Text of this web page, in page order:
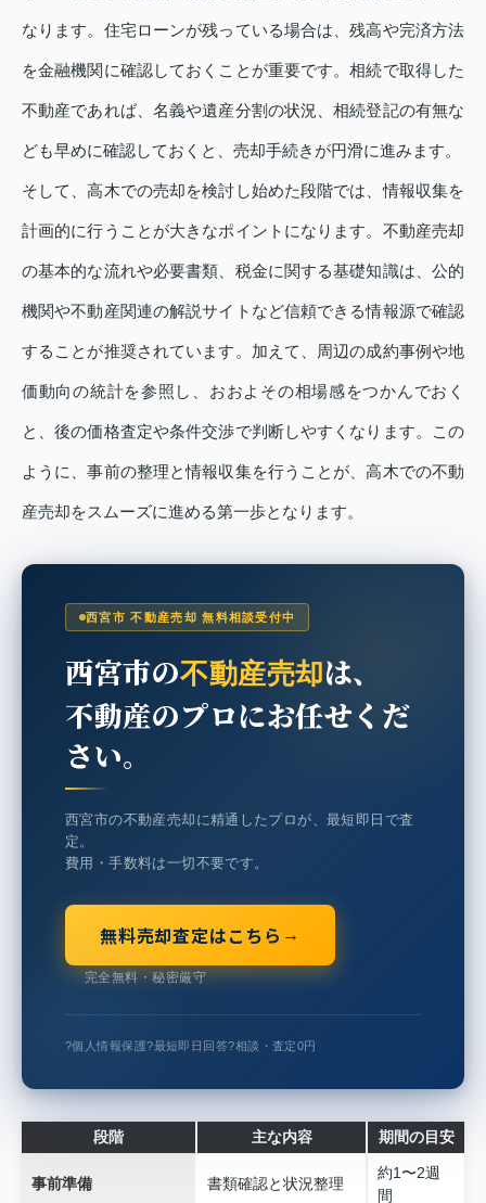
なります。住宅ローンが残っている場合は、残高や完済方法
を金融機関に確認しておくことが重要です。相続で取得した
不動産であれば、名義や遺産分割の状況、相続登記の有無な
ども早めに確認しておくと、売却手続きが円滑に進みます。
そして、高木での売却を検討し始めた段階では、情報収集を
計画的に行うことが大きなポイントになります。不動産売却
の基本的な流れや必要書類、税金に関する基礎知識は、公的
機関や不動産関連の解説サイトなど信頼できる情報源で確認
することが推奨されています。加えて、周辺の成約事例や地
価動向の統計を参照し、おおよその相場感をつかんでおく
と、後の価格査定や条件交渉で判断しやすくなります。この
ように、事前の整理と情報収集を行うことが、高木での不動
産売却をスムーズに進める第一歩となります。
西宮市 不動産売却 無料相談受付中
西宮市の不動産売却は、
不動産のプロにお任せくだ
さい。
西宮市の不動産売却に精通したプロが、最短即日で査
定。
費用・手数料は一切不要です。
無料売却査定はこちら →
完全無料・秘密厳守
?個人情報保護?最短即日回答?相談・査定0円
段階 主な内容 期間の目安
事前準備 書類確認と状況整理
約1〜2週
間